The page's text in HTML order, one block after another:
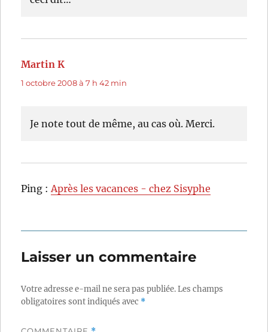
Martin K
1 octobre 2008 à 7 h 42 min
Je note tout de même, au cas où. Merci.
Ping :Après les vacances - chez Sisyphe
Laisser un commentaire
Votre adresse e-mail ne sera pas publiée.Les champs
obligatoires sont indiqués avec *